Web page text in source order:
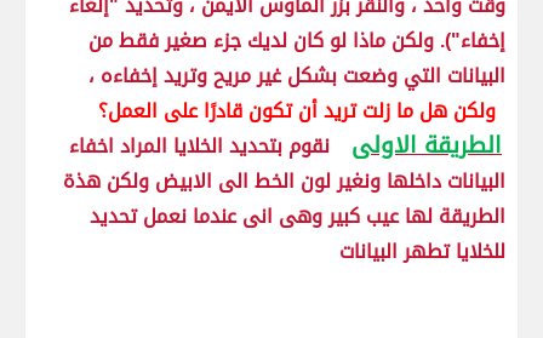
إخفاء"). ولكن ماذا لو كان لديك جزء صغير فقط من
البيانات التي وضعت بشكل غير مريح وتريد إخفاءه ،
ولكن هل ما زلت تريد أن تكون قادرًا على العمل؟
الطريقة الاولى
نقوم بتحديد الخلايا المراد اخفاء
البيانات داخلها ونغير لون الخط الى الابيض ولكن هذة
الطريقة لها عيب كبير وهى انى عندما نعمل تحديد
للخلايا تطهر البيانات